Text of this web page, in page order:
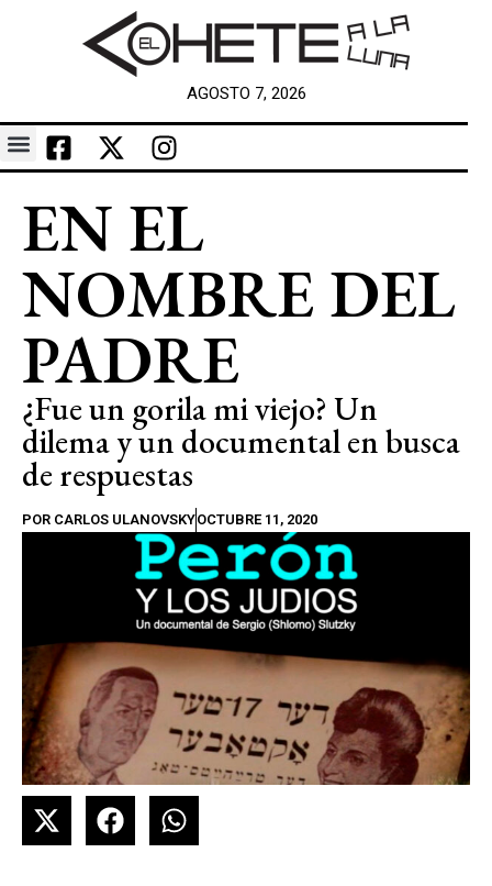
AGOSTO 7, 2026
EN EL
NOMBRE DEL
PADRE
¿Fue un gorila mi viejo? Un
dilema y un documental en busca
de respuestas
POR CARLOS ULANOVSKYOCTUBRE 11, 2020